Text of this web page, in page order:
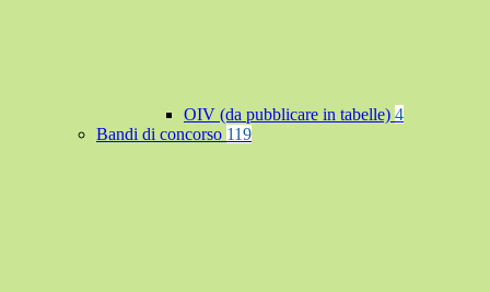
OIV (da pubblicare in tabelle) 4
Bandi di concorso 119